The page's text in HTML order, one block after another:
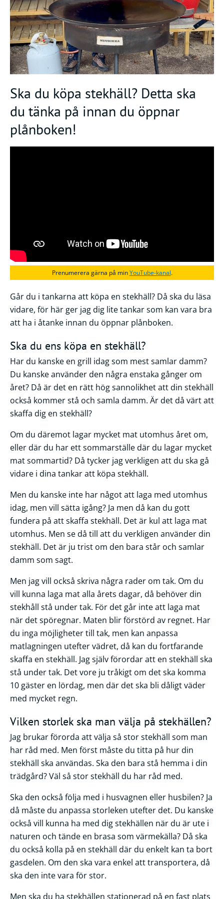
Frågor
&
svar
Ölprovning
Ska du köpa stekhäll? Detta ska
du tänka på innan du öppnar
plånboken!
Prenumerera gärna på minYouTube-kanal.
Går du i tankarna att köpa en stekhäll? Då ska du läsa
vidare, för här ger jag dig lite tankar som kan vara bra
att ha i åtanke innan du öppnar plånboken.
Ska du ens köpa en stekhäll?
Har du kanske en grill idag som mest samlar damm?
Du kanske använder den några enstaka gånger om
året? Då är det en rätt hög sannolikhet att din stekhäll
också kommer stå och samla damm. Är det då värt att
skaffa dig en stekhäll?
Om du däremot lagar mycket mat utomhus året om,
eller där du har ett sommarställe där du lagar mycket
mat sommartid? Då tycker jag verkligen att du ska gå
vidare i dina tankar att köpa stekhäll.
Men du kanske inte har något att laga med utomhus
idag, men vill sätta igång? Ja men då kan du gott
fundera på att skaffa stekhäll. Det är kul att laga mat
utomhus. Men se då till att du verkligen använder din
stekhäll. Det är ju trist om den bara står och samlar
damm som sagt.
Men jag vill också skriva några rader om tak. Om du
vill kunna laga mat alla årets dagar, då behöver din
stekhåll stå under tak. För det går inte att laga mat
när det spöregnar. Maten blir förstörd av regnet. Har
du inga möjligheter till tak, men kan anpassa
matlagningen utefter vädret, då kan du fortfarande
skaffa en stekhäll. Jag själv förordar att en stekhäll ska
stå under tak. Det vore ju tråkigt om det ska komma
10 gäster en lördag, men där det ska bli dåligt väder
med mycket regn.
Vilken storlek ska man välja på stekhällen?
Jag brukar förorda att välja så stor stekhäll som man
har råd med. Men först måste du titta på hur din
stekhäll ska användas. Ska den bara stå hemma i din
trädgård? Väl så stor stekhäll du har råd med.
Ska den också följa med i husvagnen eller husbilen? Ja
då måste du anpassa storleken utefter det. Du kanske
också vill kunna ha med dig stekhällen när du är ute i
naturen och tände en brasa som värmekälla? Då ska
du också kolla på en stekhäll där du enkelt kan ta bort
gasdelen. Om den ska vara enkel att transportera, då
ska den inte vara för stor.
Men ska du ha stekhällen stationerad på en fast plats